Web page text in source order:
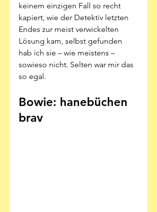
keinem einzigen Fall so recht
kapiert, wie der Detektiv letzten
Endes zur meist verwickelten
Lösung kam, selbst gefunden
hab ich sie – wie meistens –
sowieso nicht. Selten war mir das
so egal.
Bowie: hanebüchen
brav